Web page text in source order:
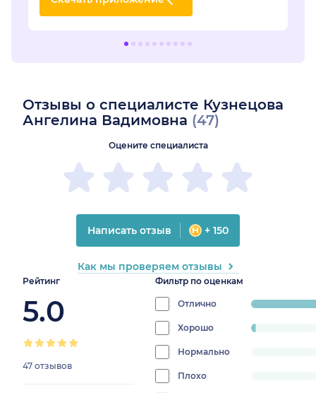
Отзывы о специалисте Кузнецова
Ангелина Вадимовна (47)
Рейтинг
5.0
47 отзывов
Фильтр по оценкам
Отлично
progress:
Хорошо
2.127659574468085%
Нормально
0%
Плохо
Оцените специалиста
Написать отзыв + 150
Как мы проверяем отзывы